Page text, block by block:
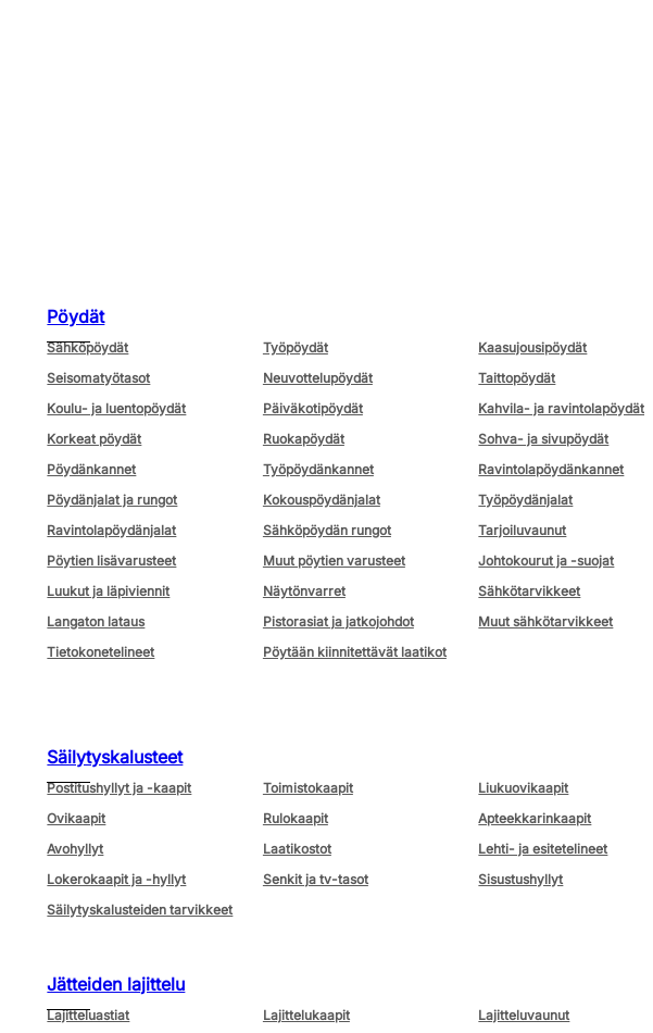
Pöydät
Sähköpöydät Työpöydät
Kaasujousipöydät
Seisomatyötasot
Neuvottelupöydät
Taittopöydät
Koulu- ja luentopöydät
Päiväkotipöydät
Kahvila- ja ravintolapöydät
Korkeat pöydät
Ruokapöydät
Sohva- ja sivupöydät
Pöydänkannet
Työpöydänkannet
Ravintolapöydänkannet
Pöydänjalat ja rungot
Kokouspöydänjalat
Työpöydänjalat
Ravintolapöydänjalat
Sähköpöydän rungot
Tarjoiluvaunut
Pöytien lisävarusteet
Muut pöytien varusteet
Johtokourut ja -suojat
Luukut ja läpiviennit
Näytönvarret
Sähkötarvikkeet
Langaton lataus
Pistorasiat ja jatkojohdot
Muut sähkötarvikkeet
Tietokonetelineet
Pöytään kiinnitettävät laatikot
Säilytyskalusteet
Postitushyllyt ja -kaapit Toimistokaapit
Liukuovikaapit
Ovikaapit
Rulokaapit
Apteekkarinkaapit
Avohyllyt
Laatikostot
Lehti- ja esitetelineet
Lokerokaapit ja -hyllyt
Senkit ja tv-tasot
Sisustushyllyt
Säilytyskalusteiden tarvikkeet
Jätteiden lajittelu
Lajitteluastiat Lajittelukaapit
Lajitteluvaunut